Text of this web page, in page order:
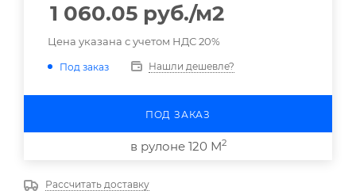
1 060.05 руб./м2
Цена указана с учетом НДС 20%
Под заказ Нашли дешевле?
ПОД ЗАКАЗ
в рулоне 120 М2
Рассчитать доставку